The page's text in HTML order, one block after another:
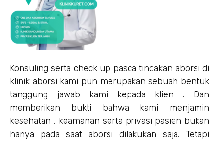
Konsuling serta check up pasca tindakan aborsi di
klinik aborsi kami pun merupakan sebuah bentuk
tanggung jawab kami kepada klien . Dan
memberikan bukti bahwa kami menjamin
kesehatan , keamanan serta privasi pasien bukan
hanya pada saat aborsi dilakukan saja. Tetapi